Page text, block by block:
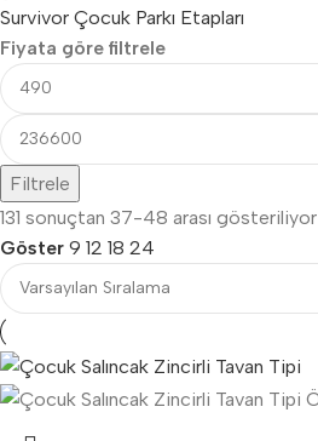
Survivor Çocuk Parkı Etapları
Fiyata göre filtrele
Filtrele
131 sonuçtan 37-48 arası gösteriliyor
Göster 9 12 18 24